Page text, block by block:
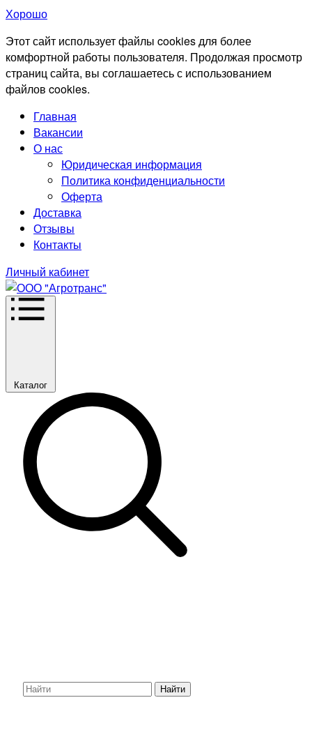
Хорошо
Этот сайт использует файлы cookies для более
комфортной работы пользователя. Продолжая просмотр
страниц сайта, вы соглашаетесь с использованием
файлов cookies.
Главная
Вакансии
О нас
Юридическая информация
Политика конфиденциальности
Оферта
Доставка
Отзывы
Контакты
Личный кабинет
Каталог
Найти